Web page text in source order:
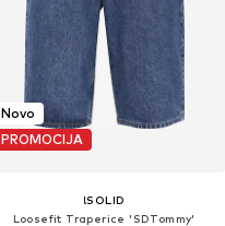
Novo
PROMOCIJA
!SOLID
Loosefit Traperice 'SDTommy'